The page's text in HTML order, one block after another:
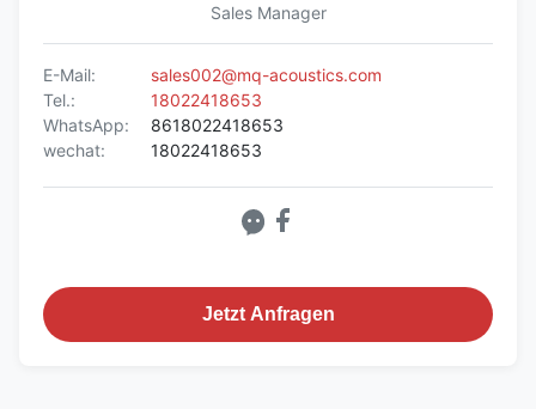
Sales Manager
E-Mail:
sales002@mq-acoustics.com
Tel.:
18022418653
WhatsApp:
8618022418653
wechat:
18022418653
Jetzt Anfragen